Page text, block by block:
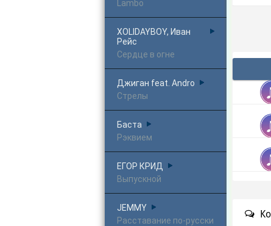
Lambo
XOLIDAYBOY, Иван
Рейс
Сердце в огне
Джиган feat. Andro
Стрелы
Баста
Рэквием
ЕГОР КРИД
Выпускной
JEMMY
Расставание по-русски